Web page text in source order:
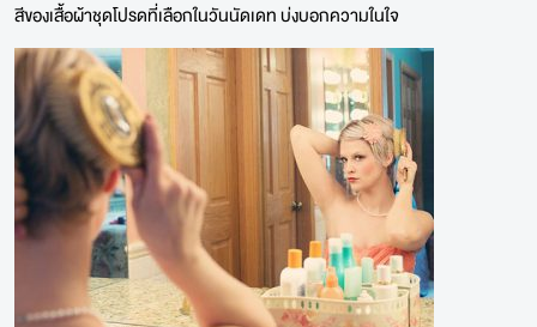
สีของเสื้อผ้าชุดโปรดที่เลือกในวันนัดเดท บ่งบอกความในใจ